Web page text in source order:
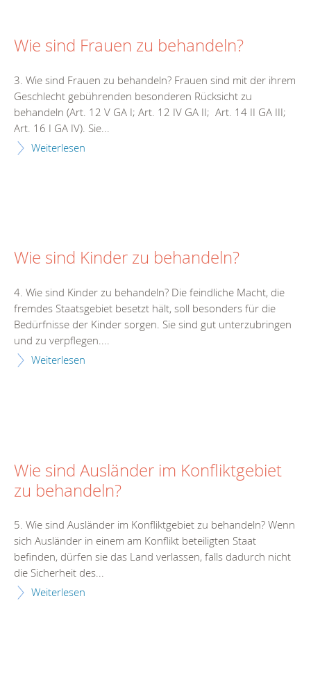
Wie sind Frauen zu behandeln?
3. Wie sind Frauen zu behandeln? Frauen sind mit der ihrem
Geschlecht gebührenden besonderen Rücksicht zu
behandeln (Art. 12 V GA I; Art. 12 IV GA II; Art. 14 II GA III;
Art. 16 I GA IV). Sie...
Weiterlesen
Wie sind Kinder zu behandeln?
4. Wie sind Kinder zu behandeln? Die feindliche Macht, die
fremdes Staatsgebiet besetzt hält, soll besonders für die
Bedürfnisse der Kinder sorgen. Sie sind gut unterzubringen
und zu verpflegen....
Weiterlesen
Wie sind Ausländer im Konfliktgebiet
zu behandeln?
5. Wie sind Ausländer im Konfliktgebiet zu behandeln? Wenn
sich Ausländer in einem am Konflikt beteiligten Staat
befinden, dürfen sie das Land verlassen, falls dadurch nicht
die Sicherheit des...
Weiterlesen